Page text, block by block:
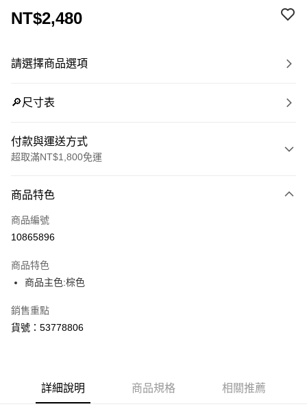
NT$2,480
請選擇商品選項
🔎尺寸表
付款與運送方式
超取滿NT$1,800免運
信用卡一次付款
LINE Pay
街口支付
悠遊付
Google Pay
運送方式
商品特色
商品編號
10865896
商品特色
商品主色:棕色
銷售重點
貨號：53778806
詳細說明 商品規格 相關推薦